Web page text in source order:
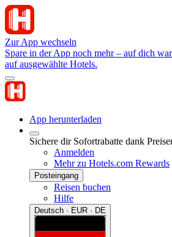
Zur App wechseln
Spare in der App noch mehr – auf dich
auf ausgewählte Hotels.
App herunterladen
Sichere dir Sofortrabatte dank
Anmelden
Mehr zu Hotels.com Rewards
Posteingang
Reisen buchen
Hilfe
Deutsch · EUR · DE